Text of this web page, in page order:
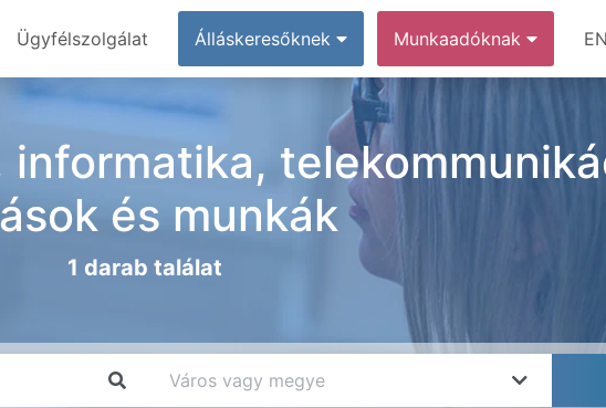
Ügyfélszolgálat Álláskeresőknek Munkaadóknak EN
informatika,
és munkák
1 darab találat